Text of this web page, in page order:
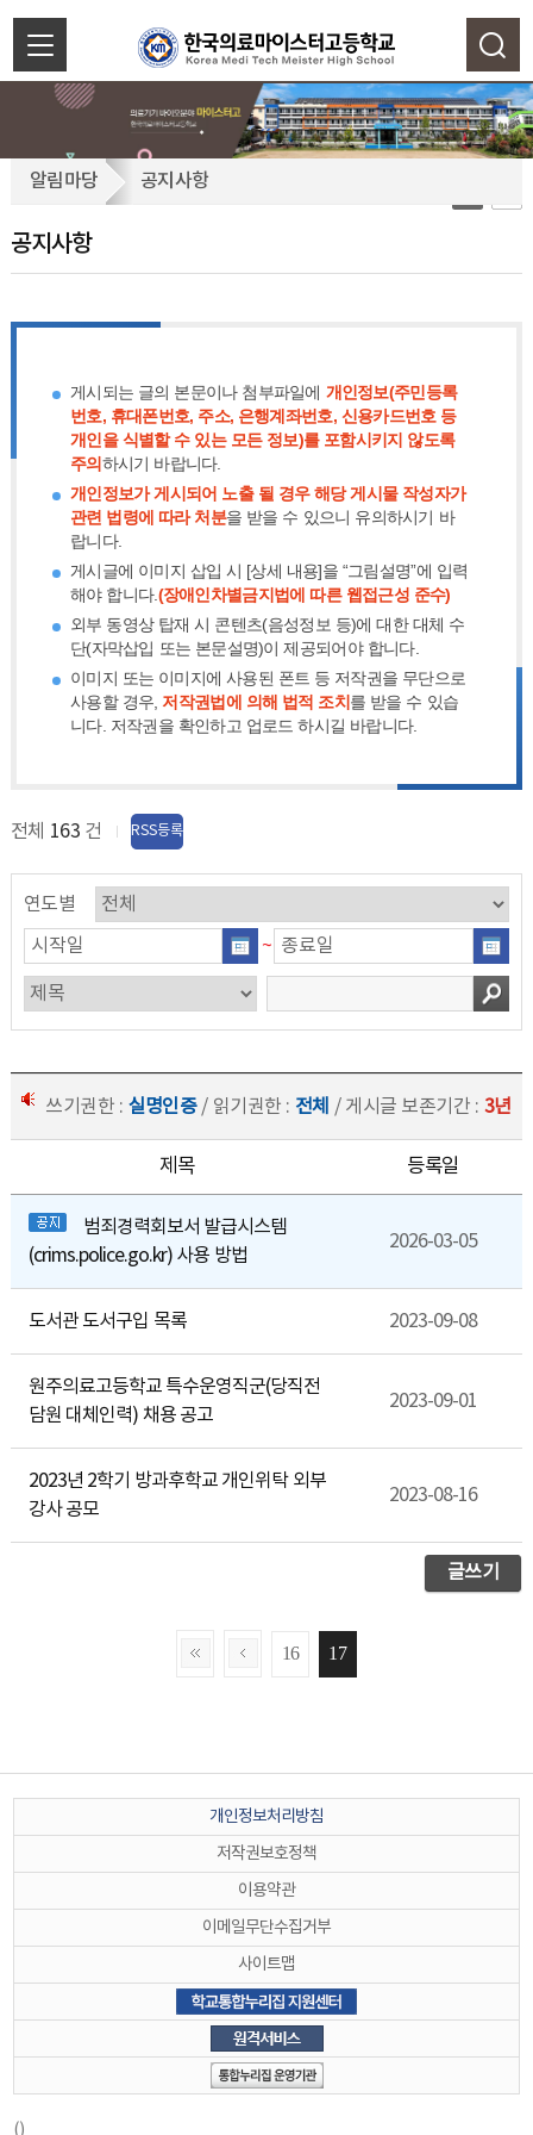
닫
기
사
항
알림마당 공지사항
공지사항
게시되는 글의 본문이나 첨부파일에 개인정보(주민등록
번호, 휴대폰번호, 주소, 은행계좌번호, 신용카드번호 등
개인을 식별할 수 있는 모든 정보)를 포함시키지 않도록
주의하시기 바랍니다.
개인정보가 게시되어 노출 될 경우 해당 게시물 작성자가
관련 법령에 따라 처분을 받을 수 있으니 유의하시기 바
랍니다.
게시글에 이미지 삽입 시 [상세 내용]을 “그림설명”에 입력
해야 합니다.(장애인차별금지법에 따른 웹접근성 준수)
외부 동영상 탑재 시 콘텐츠(음성정보 등)에 대한 대체 수
단(자막삽입 또는 본문설명)이 제공되어야 합니다.
이미지 또는 이미지에 사용된 폰트 등 저작권을 무단으로
사용할 경우, 저작권법에 의해 법적 조치 를 받을 수 있습
니다. 저작권을 확인하고 업로드 하시길 바랍니다.
전체 163 건 RSS등록
연도별
~
쓰기권한 : 실명인증/ 읽기권한 : 전체 / 게시글 보존기간 : 3년
제목 등록일
범죄경력회보서 발급시스템
(crims.police.go.kr) 사용 방법
2026-03-05
도서관 도서구입 목록 2023-09-08
원주의료고등학교 특수운영직군(당직전
담원 대체인력) 채용 공고
2023-09-01
2023년 2학기 방과후학교 개인위탁 외부
강사 공모
2023-08-16
글쓰기
16 17
개인정보처리방침
저작권보호정책
이용약관
이메일무단수집거부
사이트맵
()